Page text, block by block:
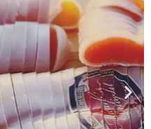
ביצי בורי
450 שקלים לקילו